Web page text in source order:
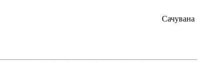
Сачувана